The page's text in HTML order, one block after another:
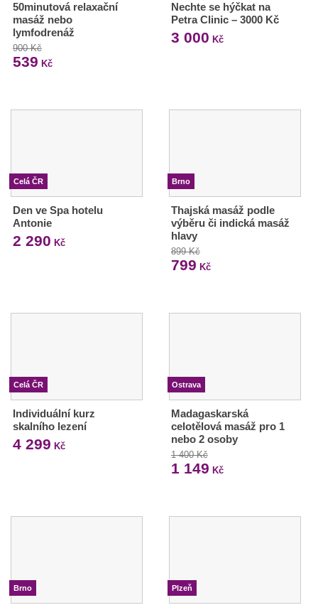
50minutová relaxační
masáž nebo
lymfodrenáž
900 Kč
539 Kč
Nechte se hýčkat na
Petra Clinic – 3000 Kč
3 000 Kč
Celá ČR
Den ve Spa hotelu
Antonie
2 290 Kč
Brno
Thajská masáž podle
výběru či indická masáž
hlavy
899 Kč
799 Kč
Celá ČR
Individuální kurz
skalního lezení
4 299 Kč
Ostrava
Madagaskarská
celotělová masáž pro 1
nebo 2 osoby
1 400 Kč
1 149 Kč
Brno Plzeň